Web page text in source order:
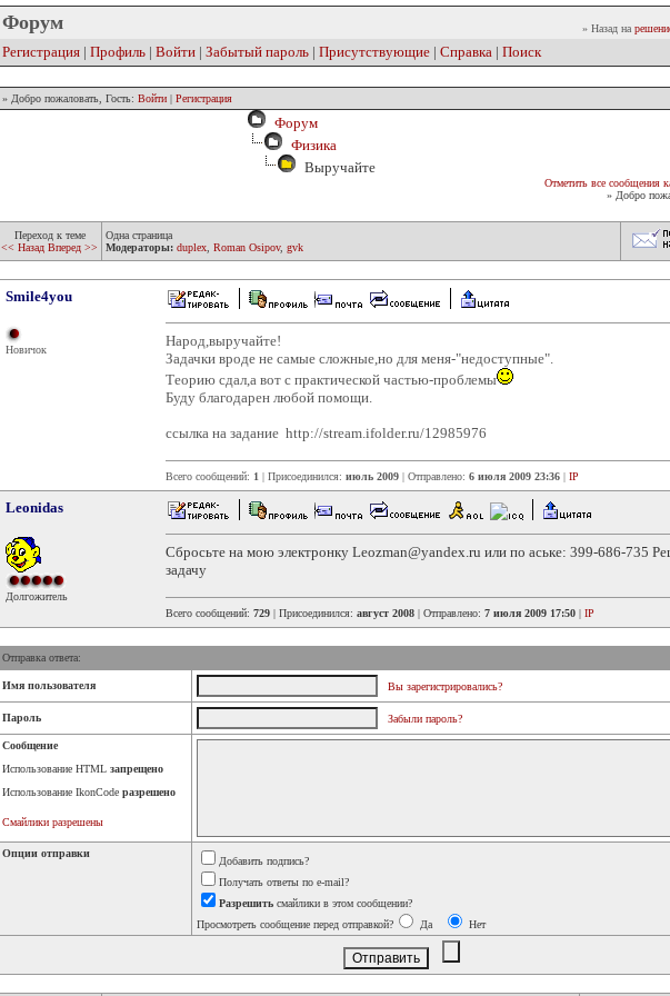
Форум » Назад на
Регистрация | Профиль | Войти | Забытый пароль | Присутствующие | Справка | Поиск
» Добро пожаловать, Гость: Войти | Регистрация
Форум
Физика
Выручайте
Отметить все сообщения
» Добро
Переход к теме
<< Назад Вперед >>
Одна страница
Модераторы: duplex Roman Osipov, gvk
Smile4you
Новичок
Народ,выручайте!
Задачки вроде не самые сложные,но для меня-"недоступные".
Теорию сдал,а вот с практической частью-проблемы
Буду благодарен любой помощи.
ccылка на задание http://stream.ifolder.ru/12985976
Всего сообщений: 1 | Присоединился: июль 2009 | Отправлено: 6 июля 2009 23:36 | IP
Leonidas
Долгожитель
Сбросьте на мою электронку Leozman@yandex.ru или по аське: 399-686-735
задачу
Всего сообщений: 729 | Присоединился: август 2008 | Отправлено: 7 июля 2009 17:50 | IP
Отправка ответа:
Имя пользователя Вы зарегистрировались?
Пароль Забыли пароль?
Сообщение
Использование HTML запрещено
Использование IkonCode разрешено
Смайлики разрешены
Опции отправки
Добавить подпись?
Получать ответы по e-mail?
Разрешить смайлики в этом сообщении?
Просмотреть сообщение перед отправкой?
Да Нет